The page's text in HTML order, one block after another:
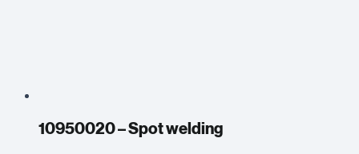
10950020 – Spot welding